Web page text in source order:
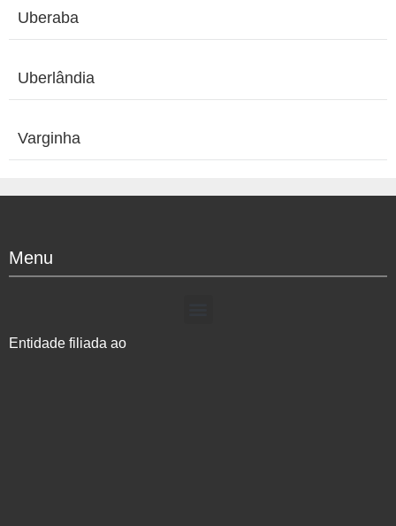
Uberaba
Uberlândia
Varginha
Menu
Entidade filiada ao